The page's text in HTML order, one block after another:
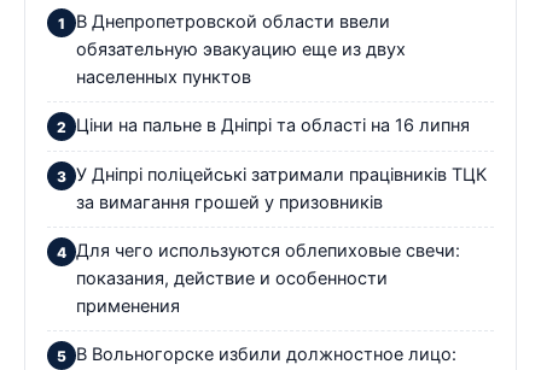
В Днепропетровской области ввели
обязательную эвакуацию еще из двух
населенных пунктов
Ціни на пальне в Дніпрі та області на 16 липня
У Дніпрі поліцейські затримали працівників ТЦК
за вимагання грошей у призовників
Для чего используются облепиховые свечи:
показания, действие и особенности
применения
В Вольногорске избили должностное лицо: